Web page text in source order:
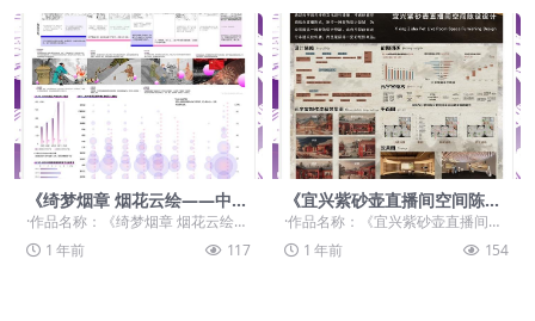
《绮梦烟章 烟花云绘——中国
民间玩具烟花信息可视化设
·作品名称：《绮梦烟章 烟花云绘
——中国民间玩具烟花信息可视化
设计》 ·作品赛道...
1 年前 117
《宜兴紫砂壶直播间空间陈设
设计》
·作品名称：《宜兴紫砂壶直播间空
间陈设设计》 ·作品赛道：学生组：
自由主题赛道-...
1 年前 154